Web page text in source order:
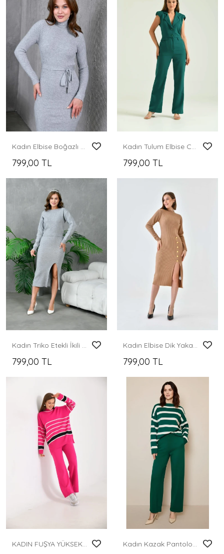
Kadın Elbise Boğazlı Bel Kemerli Midi Boy Yırtmaçlı Triko Elbise Gri - 224505
799,00 TL
Kadın Tulum Elbise Ceket Yaka Kumaş Tulum Elbise Yeşil - T106
799,00 TL
Kadın Triko Etekli İkili Takım
799,00 TL
Kadın Elbise Dik Yaka Yırtmaçlı Eteği Düğmeli Elbise Camel - 10581
799,00 TL
KADIN FUŞYA YÜKSEK BOYUN PANTOLONLU İKİLİ TAKIM Kadın Kazak Pantolon 2'Li Set Takım Çizgili Pantolonlu Kazak ve Pantolon Yeşil - 214036